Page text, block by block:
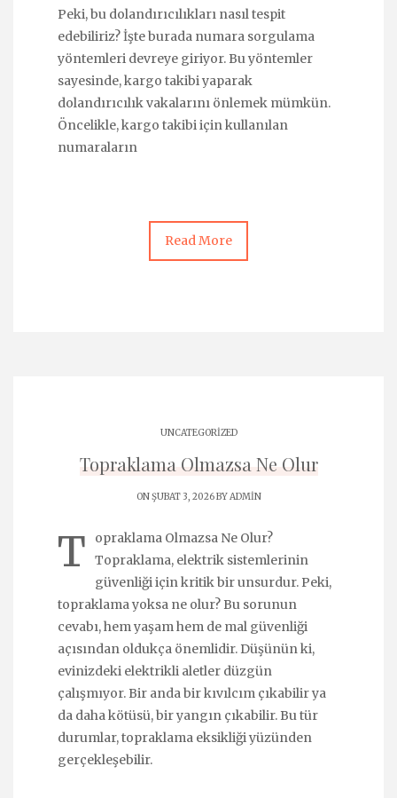
Peki, bu dolandırıcılıkları nasıl tespit
edebiliriz? İşte burada numara sorgulama
yöntemleri devreye giriyor. Bu yöntemler
sayesinde, kargo takibi yaparak
dolandırıcılık vakalarını önlemek mümkün.
Öncelikle, kargo takibi için kullanılan
numaraların
Read More
UNCATEGORIZED
Topraklama Olmazsa Ne Olur
ON ŞUBAT 3, 2026 BYADMIN
T
opraklama Olmazsa Ne Olur?
Topraklama, elektrik sistemlerinin
güvenliği için kritik bir unsurdur. Peki,
topraklama yoksa ne olur? Bu sorunun
cevabı, hem yaşam hem de mal güvenliği
açısından oldukça önemlidir. Düşünün ki,
evinizdeki elektrikli aletler düzgün
çalışmıyor. Bir anda bir kıvılcım çıkabilir ya
da daha kötüsü, bir yangın çıkabilir. Bu tür
durumlar, topraklama eksikliği yüzünden
gerçekleşebilir.